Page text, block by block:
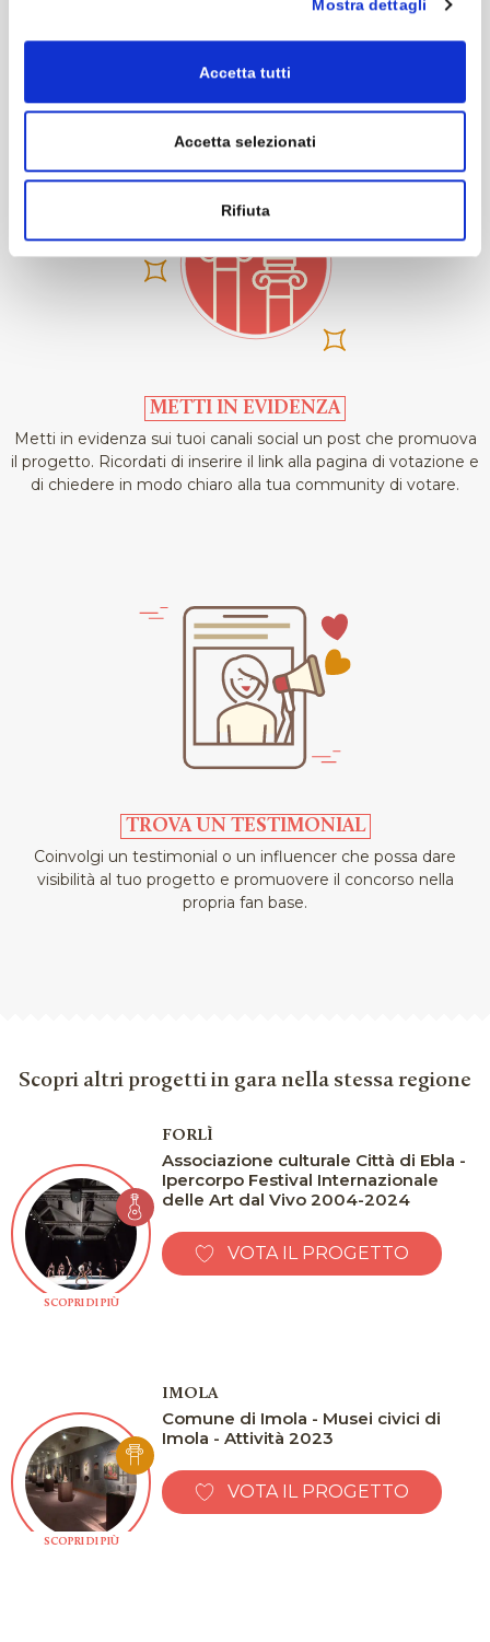
Mostra dettagli
Accetta tutti
Accetta selezionati
Rifiuta
Festival ha organizzato oltre 480 eventi concertistici, 134
incontri interdisciplinari, decine di lezioni-concerto,
percorsi e incontri con le scuole. Il Festival ha
DVD. Grandezze & Meraviglie vanta inoltre collaborazioni
con le principali istituzioni culturali di musica antica, a
I contenuti pubblicati sono a cura dell’Ente beneficiario
#concorsoartbonus2023. In questo modo sarai rintracciabile
da tutte le persone che lo utilizzeranno e potrai ampliare la
tua community.
METTI IN EVIDENZA
Metti in evidenza sui tuoi canali social un post che promuova
il progetto. Ricordati di inserire il link alla pagina di votazione e
di chiedere in modo chiaro alla tua community di votare.
TROVA UN TESTIMONIAL
Coinvolgi un testimonial o un influencer che possa dare
visibilità al tuo progetto e promuovere il concorso nella
propria fan base.
Scopri altri progetti in gara nella stessa regione
SCOPRI DI PIÙ
FORLÌ
Associazione culturale Città di Ebla -
Ipercorpo Festival Internazionale
delle Art dal Vivo 2004-2024
VOTA IL PROGETTO
SCOPRI DI PIÙ
IMOLA
Comune di Imola - Musei civici di
Imola - Attività 2023
VOTA IL PROGETTO